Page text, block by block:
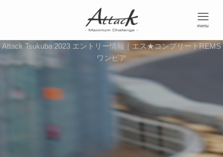
menu
Attack Tsukuba 2023 エントリー情報｜エス★コンプリートREMS
ワンビア